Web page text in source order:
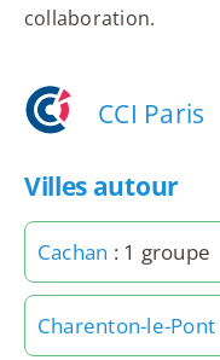
collaboration.
CCI Paris
Villes autour
Cachan : 1 groupe
Charenton-le-Pont